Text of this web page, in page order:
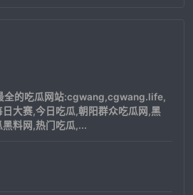
全的吃瓜网站:cgwang,cgwang.life,
大赛,今日吃瓜,朝阳群众吃瓜网,黑
料网,热门吃瓜,...